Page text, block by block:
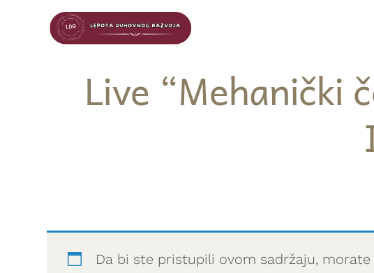
Live “Mehanički
Da bi ste pristupili ovom sadržaju,